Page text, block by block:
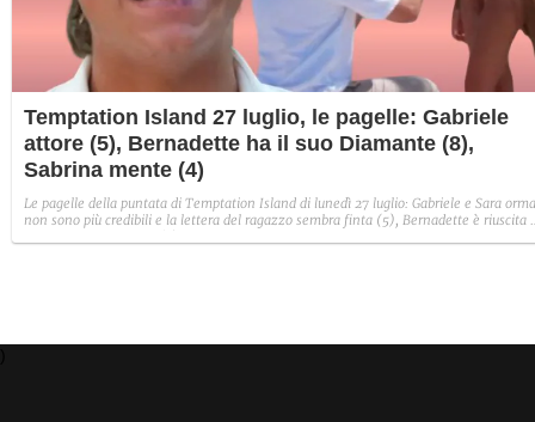
Temptation Island 27 luglio, le pagelle: Gabriele
attore (5), Bernadette ha il suo Diamante (8),
Sabrina mente (4)
Le pagelle della puntata di Temptation Island di lunedì 27 luglio: Gabriele e Sara
non sono più credibili e la lettera del ragazzo sembra finta (5), Bernadette è riuscita